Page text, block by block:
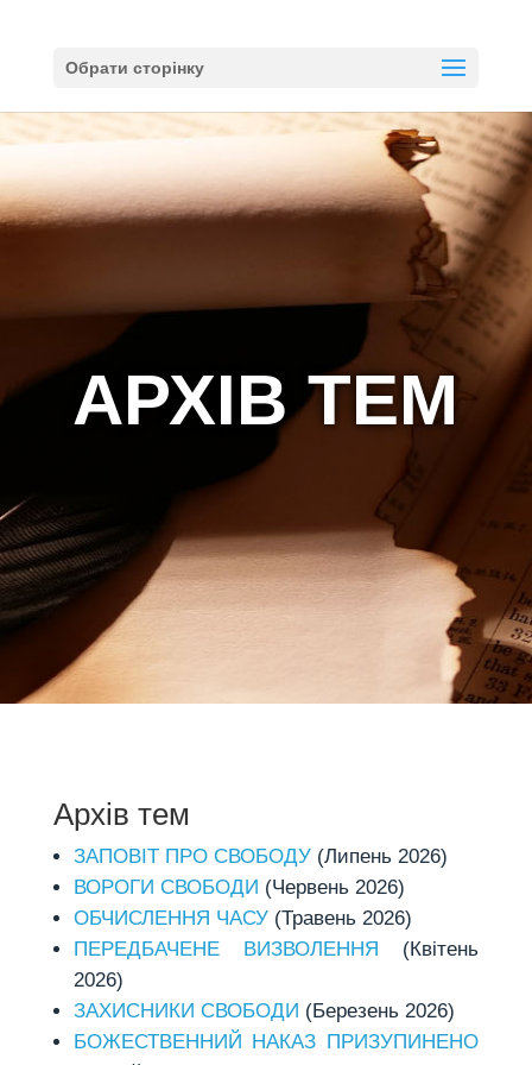
Обрати сторінку
АРХІВ ТЕМ
Архів тем
ЗАПОВІТ ПРО СВОБОДУ(Липень 2026)
ВОРОГИ СВОБОДИ (Червень 2026)
ОБЧИСЛЕННЯ ЧАСУ(Травень 2026)
ПЕРЕДБАЧЕНЕ ВИЗВОЛЕННЯ (Квітень
2026)
ЗАХИСНИКИ СВОБОДИ (Березень 2026)
БОЖЕСТВЕННИЙ НАКАЗ ПРИЗУПИНЕНО